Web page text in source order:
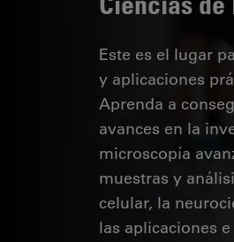
Este es el lugar
y aplicaciones
Aprenda a
avances en la
microscopía
muestras y
celular, la
las aplicaciones